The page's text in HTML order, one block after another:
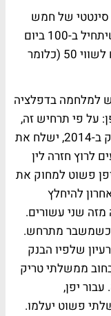
סינטטי של חמש
המניות האלה, במשקל זהה לכל אחת, שיתחיל ב-100 ביום
המסחר האחרון של 2013 - מדד זה יצנח לשווי 50 (כלומר
למלחמה בדפלציה
על פי תרחיש זה,
המנוע של ההתאוששות העולמית ישבוק ב-2014, ישלח את
לרוץ חזרה לין
פשוט למחוק את
להיחלץ
שני עשורים.
כשמשבר מתרחש.
שלפיו הבנק
ממשלתי טריק
יפן,